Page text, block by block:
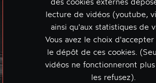
lecture de vidéos (youtube,
ainsi qu'aux statistiques de
Vous avez le choix
le dépôt de ces cookies.
vidéos ne fonctionneront plus
les refusez).